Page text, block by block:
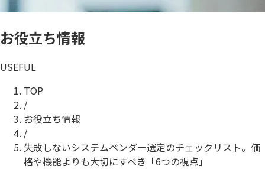
お役立ち情報
USEFUL
TOP
/
お役立ち情報
/
失敗しないシステムベンダー選定のチェックリスト。価
格や機能よりも大切にすべき「6つの視点」